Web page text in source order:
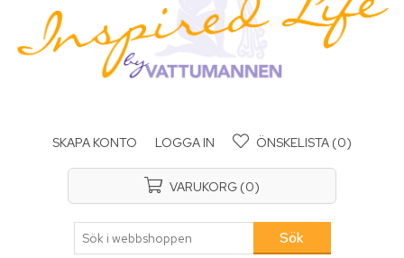
SKAPA KONTO LOGGA IN ÖNSKELISTA (0)
VARUKORG (0)